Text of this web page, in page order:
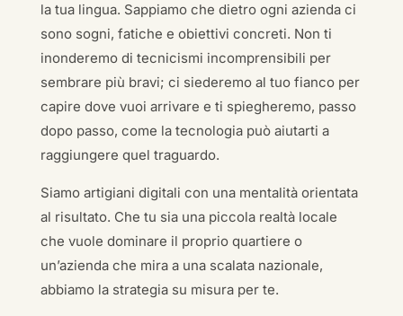
la tua lingua. Sappiamo che dietro ogni azienda ci
sono sogni, fatiche e obiettivi concreti. Non ti
inonderemo di tecnicismi incomprensibili per
sembrare più bravi; ci siederemo al tuo fianco per
capire dove vuoi arrivare e ti spiegheremo, passo
dopo passo, come la tecnologia può aiutarti a
raggiungere quel traguardo.
Siamo artigiani digitali con una mentalità orientata
al risultato. Che tu sia una piccola realtà locale
che vuole dominare il proprio quartiere o
un’azienda che mira a una scalata nazionale,
abbiamo la strategia su misura per te.